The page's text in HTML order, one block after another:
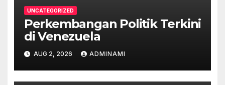
UNCATEGORIZED
Perkembangan Politik Terkini
di Venezuela
AUG 2, 2026 ADMINAMI